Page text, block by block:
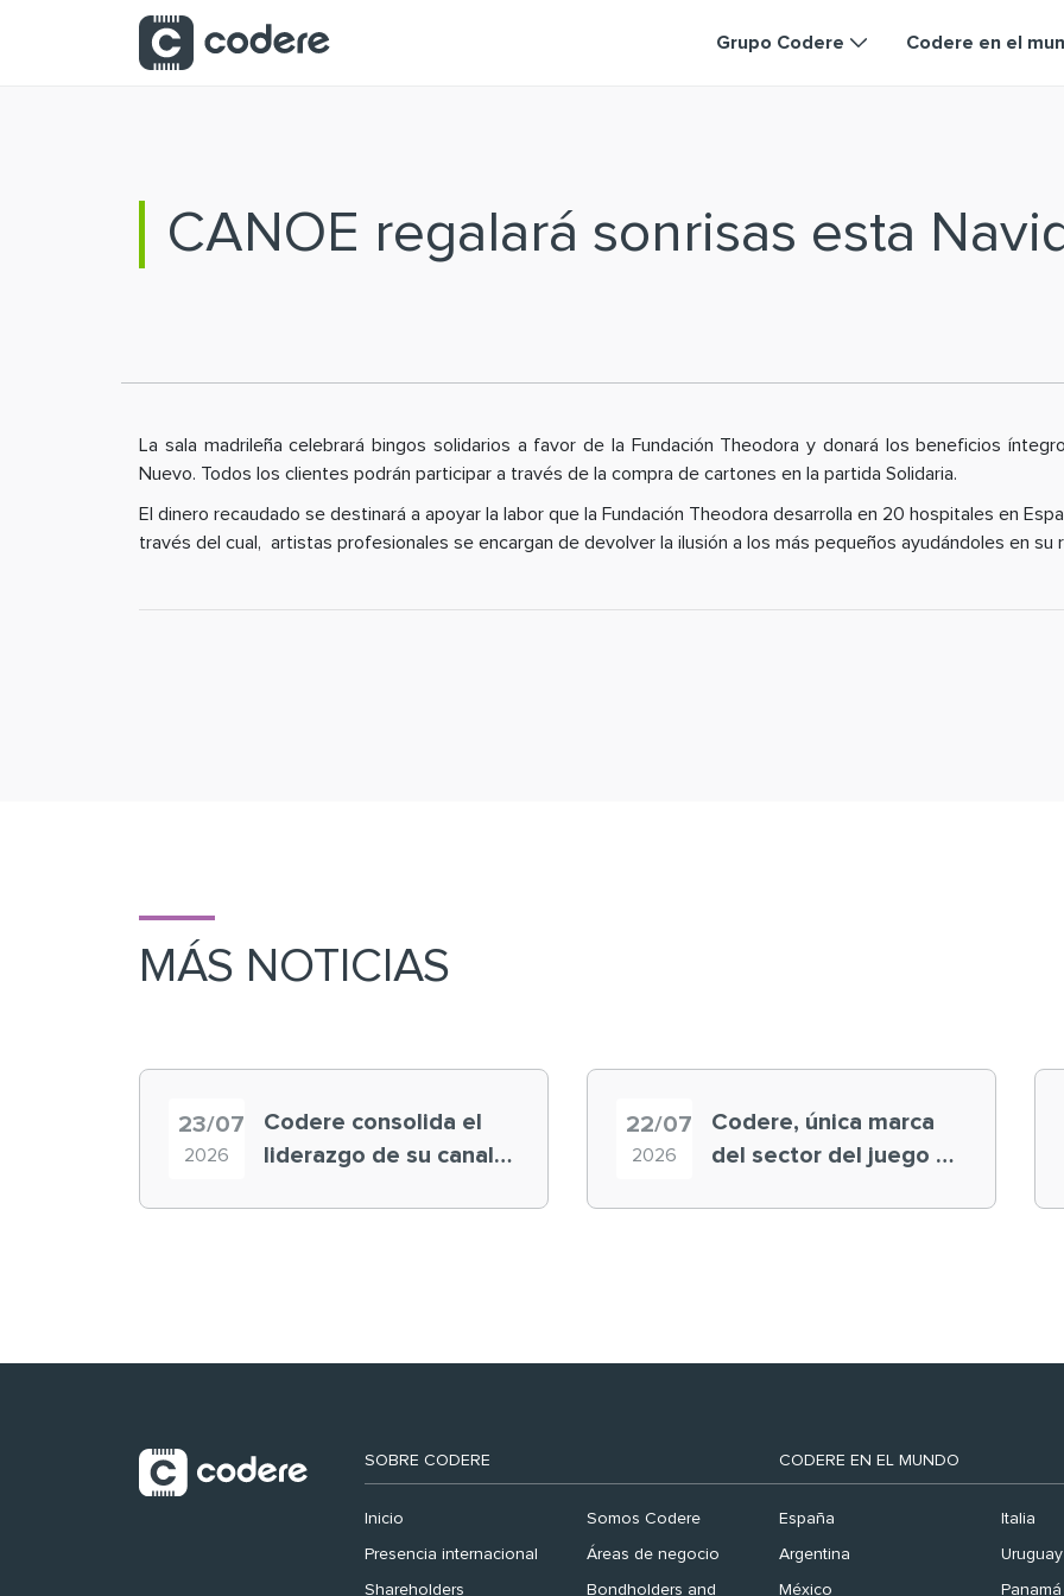
Saltar al contenido principal
Grupo Codere Codere en el
CANOE regalará sonrisas esta
La sala madrileña celebrará bingos solidarios a favor de la Fundación Theodora y donará los beneficios
Nuevo. Todos los clientes podrán participar a través de la compra de cartones en la partida Solidaria.
El dinero recaudado se destinará a apoyar la labor que la Fundación Theodora desarrolla en 20 hospitales en
través del cual, artistas profesionales se encargan de devolver la ilusión a los más pequeños ayudándoles en su
MÁS NOTICIAS
23/07
2026
Codere consolida el
liderazgo de su canal
22/07
2026
Codere, única marca
del sector del juego en
SOBRE CODERE
Inicio Somos Codere
Presencia internacional Áreas de negocio
Shareholders Bondholders and
CODERE EN EL MUNDO
España Italia
Argentina Uruguay
México Panamá